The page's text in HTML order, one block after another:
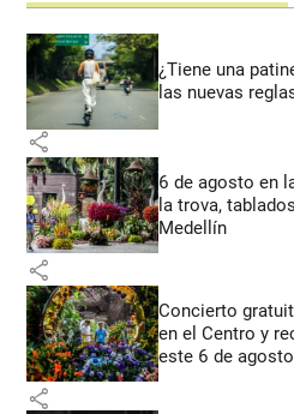
¿Tiene una
las nuevas
share
6 de agosto en
la trova,
Medellín
share
Concierto
en el Centro y
este 6 de
share